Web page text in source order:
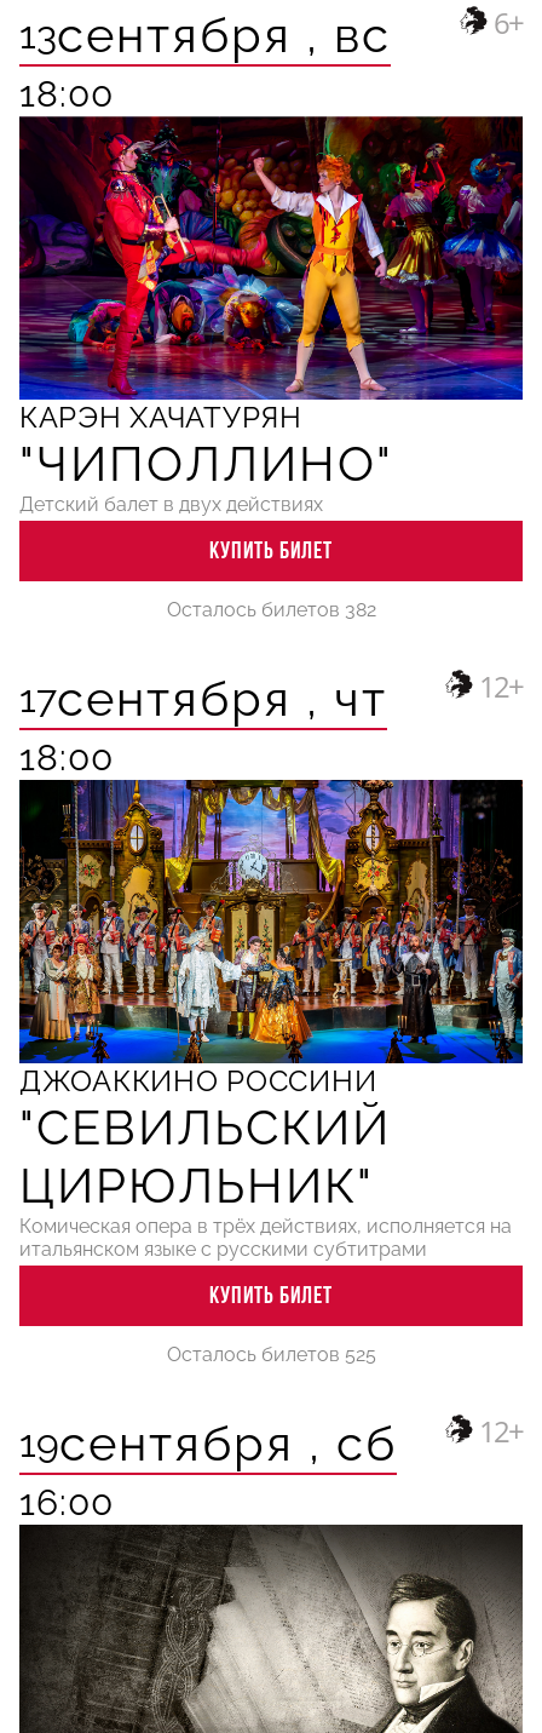
13сентября , вс
18:00
КАРЭН ХАЧАТУРЯН
"ЧИПОЛЛИНО"
Детский балет в двух действиях
6+
КУПИТЬ БИЛЕТ
Осталось билетов 382
17сентября , чт
18:00
ДЖОАККИНО РОССИНИ
"СЕВИЛЬСКИЙ
ЦИРЮЛЬНИК"
Комическая опера в трёх действиях, исполняется на
итальянском языке с русскими субтитрами
12+
КУПИТЬ БИЛЕТ
Осталось билетов 525
19сентября , сб
16:00
12+